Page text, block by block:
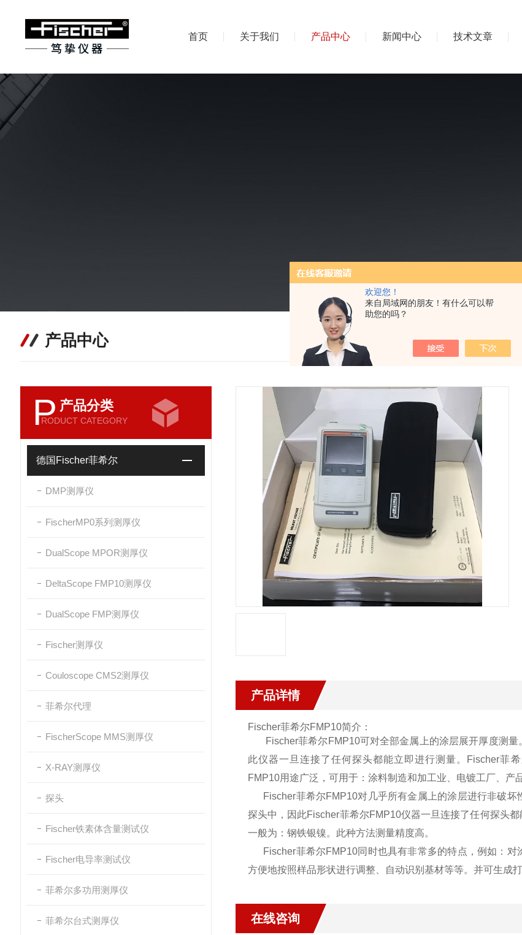
欢迎您！
来自局域网的朋友！有什么可以帮
助您的吗？
首页 关于我们 产品中心 新闻中心 技术文章
产品中心 我的位置： >产品中心>德国
P 产品分类
RODUCT CATEGORY
德国Fischer菲希尔
DMP测厚仪
FischerMP0系列测厚仪
DualScope MPOR测厚仪
DeltaScope FMP10测厚仪
DualScope FMP测厚仪
Fischer测厚仪
Couloscope CMS2测厚仪
菲希尔代理
FischerScope MMS测厚仪
X-RAY测厚仪
探头
Fischer铁素体含量测试仪
Fischer电导率测试仪
菲希尔多功用测厚仪
菲希尔台式测厚仪
产品详情
Fischer菲希尔FMP10简介：
Fischer菲希尔FMP10可对全部金属上的涂层展开厚度测量
此仪器一旦连接了任何探头都能立即进行测量。 Fischer菲
FMP10用途广泛，可用于：涂料制造和加工业、电镀工厂、产
Fischer菲希尔FMP10对几乎所有金属上的涂层进行非破
探头中，因此Fischer菲希尔FMP10仪器一旦连接了任何探头
一般为：钢铁银镍。此种方法测量精度高。
Fischer菲希尔FMP10同时也具有非常多的特点，例如：
方便地按照样品形状进行调整、自动识别基材等等。并可生成打
在线咨询